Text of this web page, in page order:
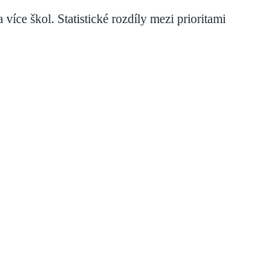
více škol. Statistické rozdíly mezi prioritami